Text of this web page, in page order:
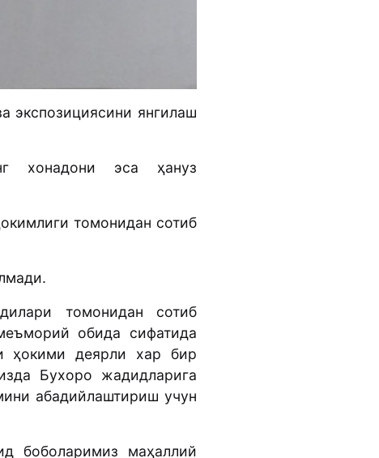
экспозициясини янгилаш
хонадони эса ҳануз
томонидан сотиб
томонидан сотиб
обида сифатида
ҳокими деярли хар бир
Бухоро жадидларига
абадийлаштириш учун
боболаримиз маҳаллий